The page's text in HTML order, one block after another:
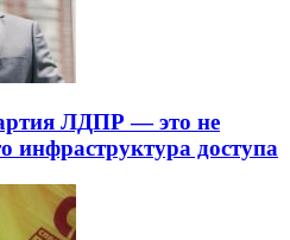
ЛДПР — это не
инфраструктура доступа